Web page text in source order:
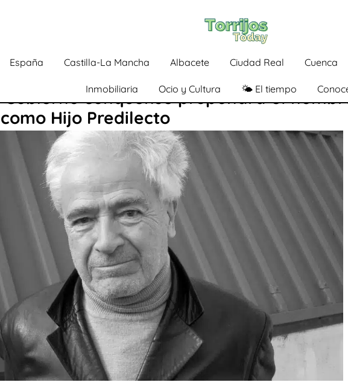
España Castilla-La Mancha Albacete Ciudad Real Cuenca
Inmobiliaria Ocio y Cultura 🌤️ El tiempo
Gobierno conquense propondrá el
Hijo Predilecto